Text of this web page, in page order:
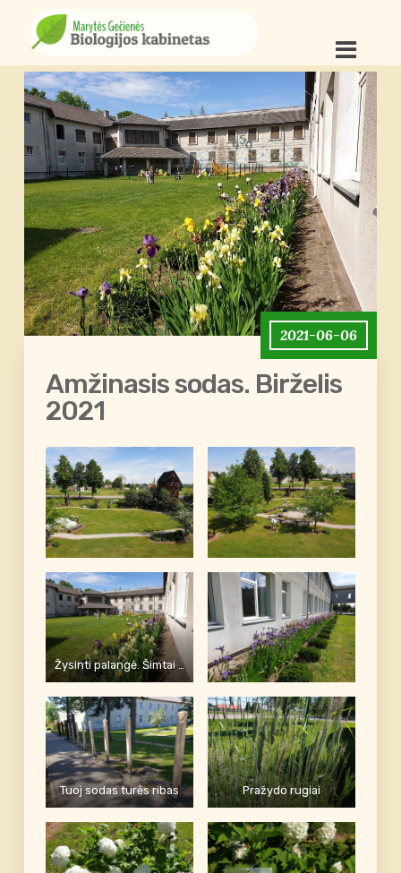
2021-06-06
Amžinasis sodas. Birželis
2021
Žysinti palangė. Šimtai vilkdalgių žiedų
Tuoj sodas turės ribas Pražydo rugiai